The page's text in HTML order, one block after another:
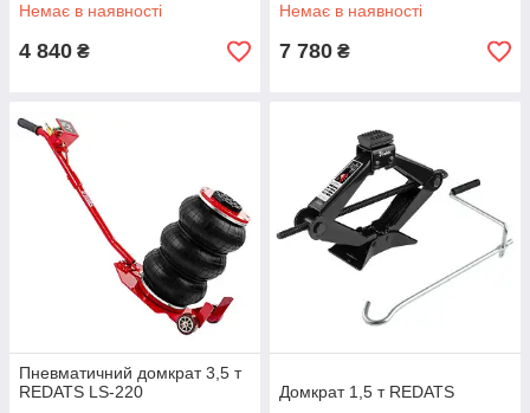
Немає в наявності
4 840 ₴
Немає в наявності
7 780 ₴
Пневматичний домкрат 3,5 т
REDATS LS-220
Домкрат 1,5 т REDATS